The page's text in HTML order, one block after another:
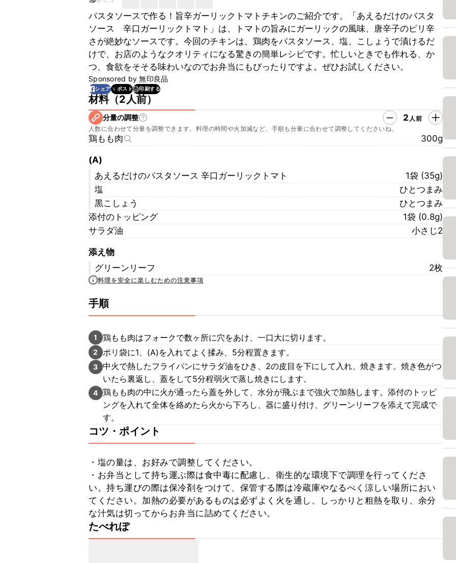
パスタソースで作る！旨辛ガーリックトマトチキンのご紹介です。「あえるだけのパスタ
ソース　辛口ガーリックトマト」は、トマトの旨みにガーリックの風味、唐辛子のピリ辛
さが絶妙なソースです。今回のチキンは、鶏肉をパスタソース、塩、こしょうで漬けるだ
けで、お店のようなクオリティになる驚きの簡単レシピです。忙しいときでも作れる、か
つ、食欲をそそる味わいなのでお弁当にもぴったりですよ。ぜひお試しください。
Sponsored by無印良品
シェア ポスト 印刷する
材料（2人前）
分量の調整 2 人前
人数に合わせて分量を調整できます。料理の時間や火加減など、手順も分量に合わせて調整してくださいね。
鶏もも肉 300g
(A)
あえるだけのパスタソース 辛口ガーリックトマト
1袋 (35g)
塩
ひとつまみ
黒こしょう
ひとつまみ
添付のトッピング
1袋 (0.8g)
サラダ油
小さじ2
添え物
グリーンリーフ
2枚
料理を安全に楽しむための注意事項
手順
1 鶏もも肉はフォークで数ヶ所に穴をあけ、一口大に切ります。
2 ポリ袋に1、(A)を入れてよく揉み、5分程置きます。
3 中火で熱したフライパンにサラダ油をひき、2の皮目を下にして入れ、焼きます。焼き色がつ
いたら裏返し、蓋をして5分程弱火で蒸し焼きにします。
4 鶏もも肉の中に火が通ったら蓋を外して、水分が飛ぶまで強火で加熱します。添付のトッピ
ングを入れて全体を絡めたら火から下ろし、器に盛り付け、グリーンリーフを添えて完成で
す。
コツ・ポイント
・塩の量は、お好みで調整してください。
・お弁当として持ち運ぶ際は食中毒に配慮し、衛生的な環境下で調理を行ってくださ
い。持ち運びの際は保冷剤をつけて、保管する際は冷蔵庫やなるべく涼しい場所におい
てください。加熱の必要があるものは必ずよく火を通し、しっかりと粗熱を取り、余分
な汁気は切ってからお弁当に詰めてください。
たべれぽ